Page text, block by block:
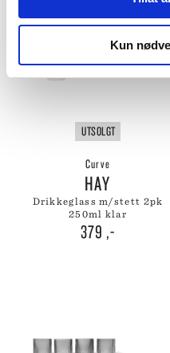
Kun
UTSOLGT
Curve
HAY
drikkeglass m/stett 2pk
250ml klar
379 ,-